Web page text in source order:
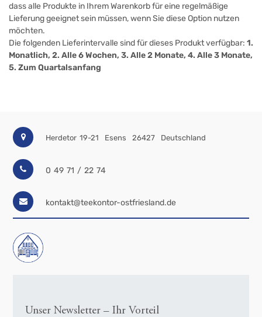
dass alle Produkte in Ihrem Warenkorb für eine regelmäßige
Lieferung geeignet sein müssen, wenn Sie diese Option nutzen
möchten.
Die folgenden Lieferintervalle sind für dieses Produkt verfügbar: 1.
Monatlich, 2. Alle 6 Wochen, 3. Alle 2 Monate, 4. Alle 3 Monate,
5. Zum Quartalsanfang
Herdetor 19-21 Esens 26427 Deutschland
0 49 71 / 22 74
kontakt@teekontor-ostfriesland.de
Unser Newsletter – Ihr Vorteil